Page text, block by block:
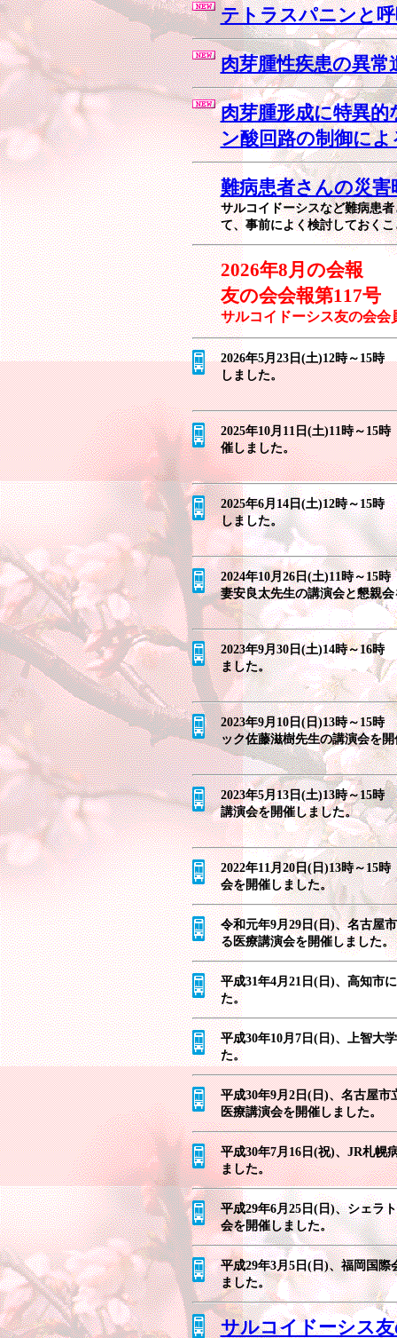
テトラスパニンと
肉芽腫性疾患の異常
肉芽腫形成に特異
ン酸回路の制御に
難病患者さんの災
サルコイドーシスなど難病患
て、事前によく検討しておく
2026年8月の会報
友の会会報第117号
サルコイドーシス友の会会
2026年5月23日(土)12時～15
しました。
2025年10月11日(土)11時～15
催しました。
2025年6月14日(土)12時～15
しました。
2024年10月26日(土)11時～
妻安良太先生の講演会と懇親
2023年9月30日(土)14時～16
ました。
2023年9月10日(日)13時～15
ック佐藤滋樹先生の講演会を
2023年5月13日(土)13時～15
講演会を開催しました。
2022年11月20日(日)13時～15
会を開催しました。
令和元年9月29日(日)、名古屋
る医療講演会を開催しました。
平成31年4月21日(日)、高知市
た。
平成30年10月7日(日)、上智大
た。
平成30年9月2日(日)、名古屋
医療講演会を開催しました。
平成30年7月16日(祝)、JR札幌
ました。
平成29年6月25日(日)、シェラ
会を開催しました。
平成29年3月5日(日)、福岡国
ました。
サルコイドーシス友